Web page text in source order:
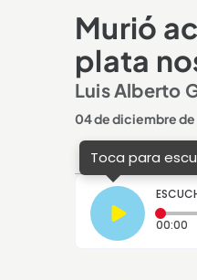
Murió
plata
Luis Alberto
04 de diciembre de
Toca para
00:00